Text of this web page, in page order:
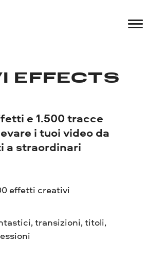
EFFECTS
e 1.500 tracce
i tuoi video da
a straordinari
effetti creativi
transizioni, titoli,